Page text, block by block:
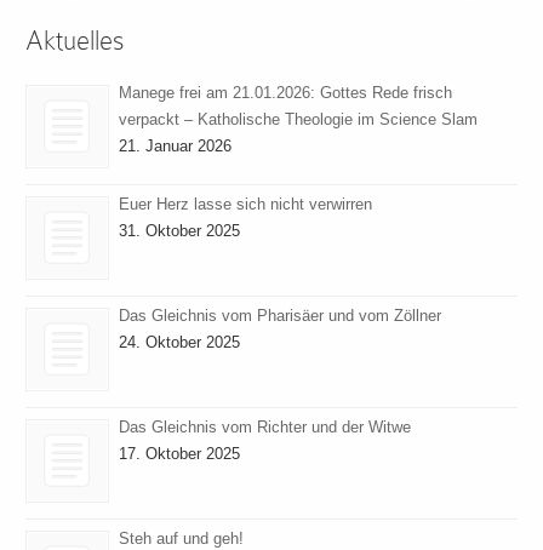
Aktuelles
Manege frei am 21.01.2026: Gottes Rede frisch
verpackt – Katholische Theologie im Science Slam
21. Januar 2026
Euer Herz lasse sich nicht verwirren
31. Oktober 2025
Das Gleichnis vom Pharisäer und vom Zöllner
24. Oktober 2025
Das Gleichnis vom Richter und der Witwe
17. Oktober 2025
Steh auf und geh!